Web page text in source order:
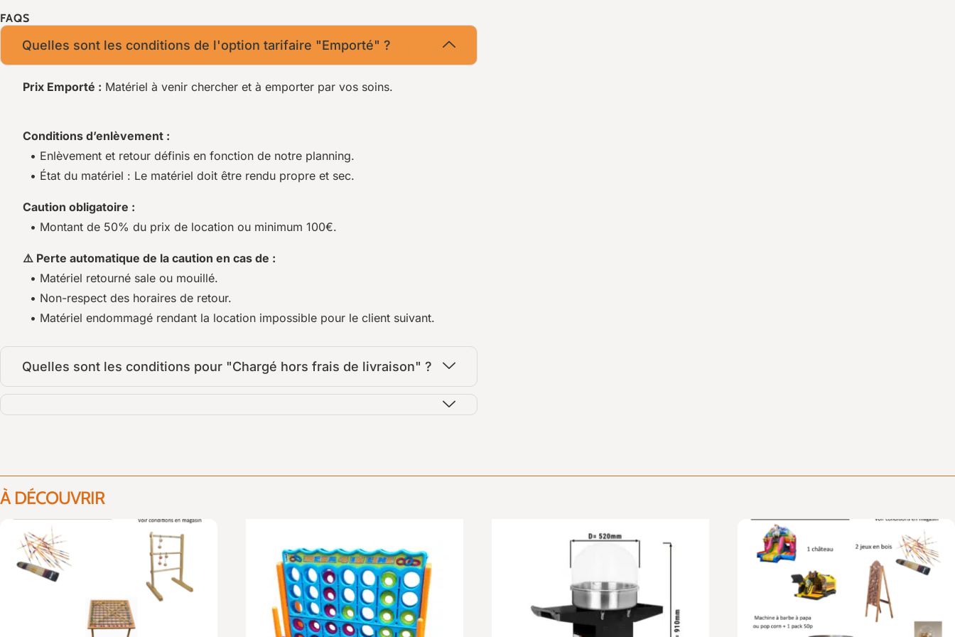
FAQS
Quelles sont les conditions de l'option tarifaire "Emporté" ?
Prix Emporté : Matériel à venir chercher et à emporter par vos soins.
Conditions d’enlèvement :
• Enlèvement et retour définis en fonction de notre planning.
• État du matériel : Le matériel doit être rendu propre et sec.
Caution obligatoire :
• Montant de 50% du prix de location ou minimum 100€.
⚠️ Perte automatique de la caution en cas de :
• Matériel retourné sale ou mouillé.
• Non-respect des horaires de retour.
• Matériel endommagé rendant la location impossible pour le client suivant.
Quelles sont les conditions pour "Chargé hors frais de livraison" ?
À DÉCOUVRIR